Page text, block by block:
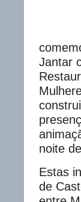
Jantar
noite
Estas
de